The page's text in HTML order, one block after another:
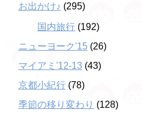
お出かけ♪ (295)
国内旅行 (192)
ニューヨーク'15 (26)
マイアミ'12-13 (43)
京都小紀行 (78)
季節の移り変わり (128)